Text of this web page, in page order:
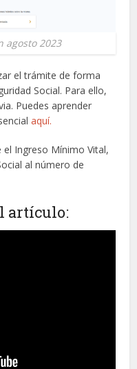
agosto 2023
el trámite de forma
Social. Para ello,
Puedes aprender
aquí.
Ingreso Mínimo Vital,
al número de
artículo: